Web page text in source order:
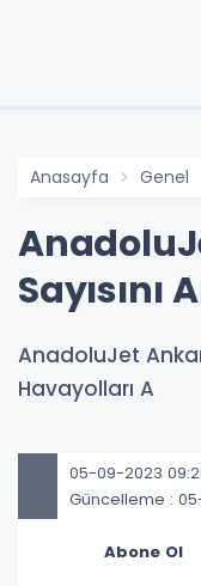
Anasayfa Genel
Sayısını
AnadoluJet
Havayolları A
05-09-2023
Güncelleme :
Abone Ol